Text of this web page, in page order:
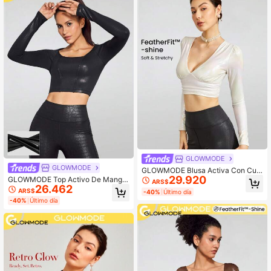
GLOWMODE
GLOWMODE Top Activo De Manga
Larga Y Cuello Redondo Con Efecto
Y Ribete Dorado
ARS$26.462
-40% Último día
GLOWMODE
GLOWMODE Blusa Activa Con Cuel
lo En V Y Soporte Ligero Con Efecto
Con Acabado Dorado
ARS$29.920
-40% Último día